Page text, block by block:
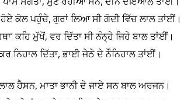
ਕੋਲ ਪਹੁੰਚੇ, ਗੁਰਾਂ ਲਿਆ ਸੀ ਗੋਦੀ ਵਿੱਚ ਲਾਲ ਤਾਂਈਂ।
ਕਹਿ ਮੁੱਖੋਂ, ਵਰ ਦਿੱਤਾ ਸੀ ਨੰਨ੍ਹੇ ਜਿਹੇ ਬਾਲ ਤਾਂਈਂ।
ਨਿਹਾਲ ਦਿੱਤਾ, ਭਾਈ ਜੇਠੇ ਦੇ ਨੌਨਿਹਾਲ ਤਾਂਈਂ।
ਹੈਸਨ, ਮਾਤਾ ਭਾਨੀ ਦੇ ਜਾਏ ਸਨ ਬਾਲ ਅਰਜਨ।